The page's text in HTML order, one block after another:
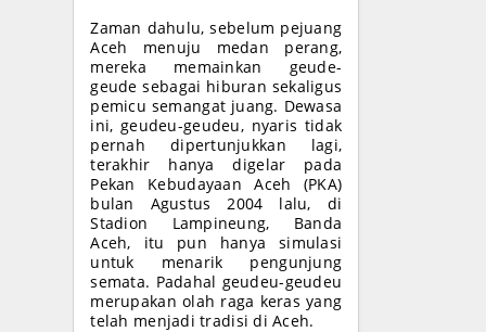
Zaman dahulu, sebelum pejuang
Aceh menuju medan perang,
mereka memainkan geude-
geude sebagai hiburan sekaligus
pemicu semangat juang. Dewasa
ini, geudeu-geudeu, nyaris tidak
pernah dipertunjukkan lagi,
terakhir hanya digelar pada
Pekan Kebudayaan Aceh (PKA)
bulan Agustus 2004 lalu, di
Stadion Lampineung, Banda
Aceh, itu pun hanya simulasi
untuk menarik pengunjung
semata. Padahal geudeu-geudeu
merupakan olah raga keras yang
telah menjadi tradisi di Aceh.